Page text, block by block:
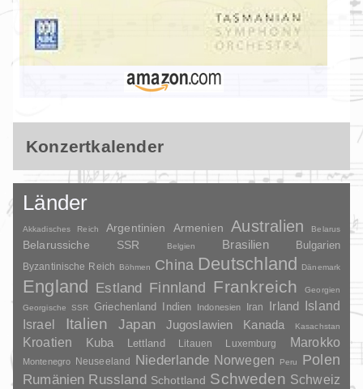
Konzertkalender
Länder
Akkadisches Reich Argentinien Armenien Australien Belarus
Belarussiche SSR Belgien Brasilien Bulgarien
Byzantinische Reich Böhmen China Deutschland Dänemark
England Estland Finnland Frankreich
Georgien
Georgische SSR
Griechenland Indien Indonesien Iran Irland
Island
Israel
Italien Japan Jugoslawien Kanada Kasachstan
Kroatien Kuba Lettland Litauen Luxemburg Marokko
Montenegro Neuseeland Niederlande Norwegen Peru
Polen
Rumänien Russland Schottland Schweden Schweiz